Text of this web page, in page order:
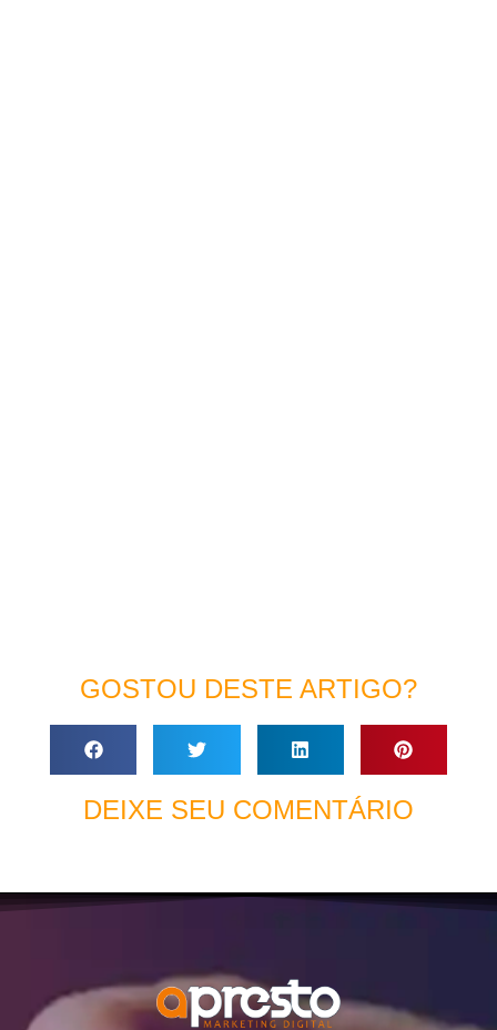
GOSTOU DESTE ARTIGO?
DEIXE SEU COMENTÁRIO